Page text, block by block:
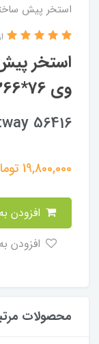
استخر پیش
استخر
وی 76*366 پمپ دار
56416
19,800,000
محصولات